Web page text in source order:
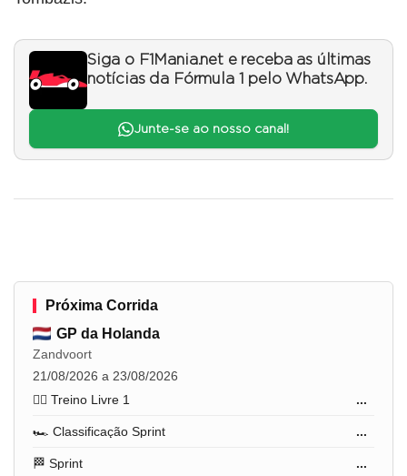
Siga o F1Mania.net e receba as últimas
notícias da Fórmula 1 pelo WhatsApp.
Junte-se ao nosso canal!
Próxima Corrida
GP da Holanda
Zandvoort
21/08/2026 a 23/08/2026
🏋️‍♂️ Treino Livre 1
...
🏎️ Classificação Sprint ...
🏁 Sprint ...